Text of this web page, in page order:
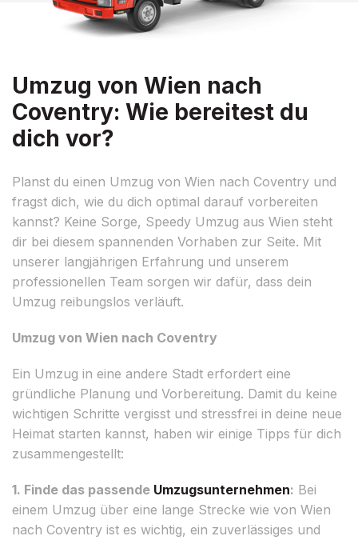
Umzug von Wien nach
Coventry: Wie bereitest du
dich vor?
Planst du einen Umzug von Wien nach Coventry und
fragst dich, wie du dich optimal darauf vorbereiten
kannst? Keine Sorge, Speedy Umzug aus Wien steht
dir bei diesem spannenden Vorhaben zur Seite. Mit
unserer langjährigen Erfahrung und unserem
professionellen Team sorgen wir dafür, dass dein
Umzug reibungslos verläuft.
Umzug von Wien nach Coventry
Ein Umzug in eine andere Stadt erfordert eine
gründliche Planung und Vorbereitung. Damit du keine
wichtigen Schritte vergisst und stressfrei in deine neue
Heimat starten kannst, haben wir einige Tipps für dich
zusammengestellt:
1. Finde das passende Umzugsunternehmen: Bei
einem Umzug über eine lange Strecke wie von Wien
nach Coventry ist es wichtig, ein zuverlässiges und